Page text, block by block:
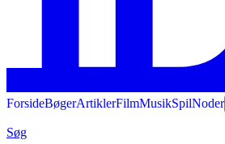
ForsideBøgerArtiklerFilmMusikSpilNoder
Søg